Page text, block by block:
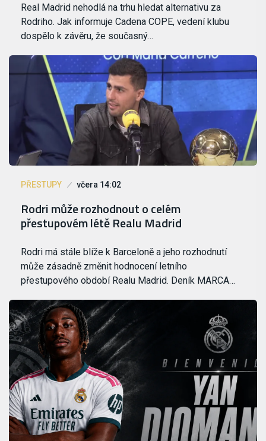
Real Madrid nehodlá na trhu hledat alternativu za
Rodriho. Jak informuje Cadena COPE, vedení klubu
dospělo k závěru, že současný…
PŘESTUPY včera 14:02
Rodri může rozhodnout o celém
přestupovém létě Realu Madrid
Rodri má stále blíže k Barceloně a jeho rozhodnutí
může zásadně změnit hodnocení letního
přestupového období Realu Madrid. Deník MARCA…